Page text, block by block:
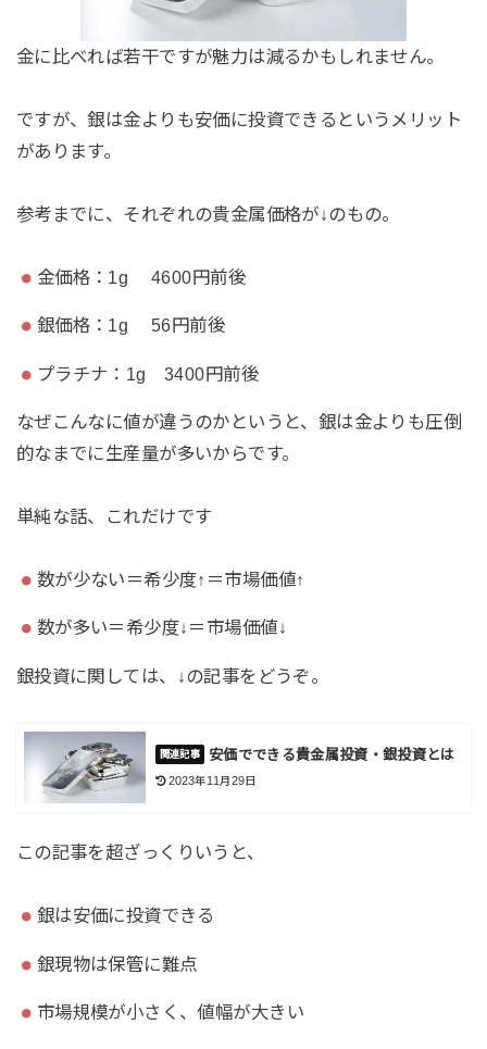
金に比べれば若干ですが魅力は減るかもしれません。
ですが、銀は金よりも安価に投資できるというメリット
があります。
参考までに、それぞれの貴金属価格が↓のもの。
金価格：1g 4600円前後
銀価格：1g 56円前後
プラチナ：1g 3400円前後
なぜこんなに値が違うのかというと、銀は金よりも圧倒
的なまでに生産量が多いからです。
単純な話、これだけです
数が少ない＝希少度↑＝市場価値↑
数が多い＝希少度↓＝市場価値↓
銀投資に関しては、↓の記事をどうぞ。
安価でできる貴金属投資・銀投資とは
2023年11月29日
この記事を超ざっくりいうと、
銀は安価に投資できる
銀現物は保管に難点
市場規模が小さく、値幅が大きい